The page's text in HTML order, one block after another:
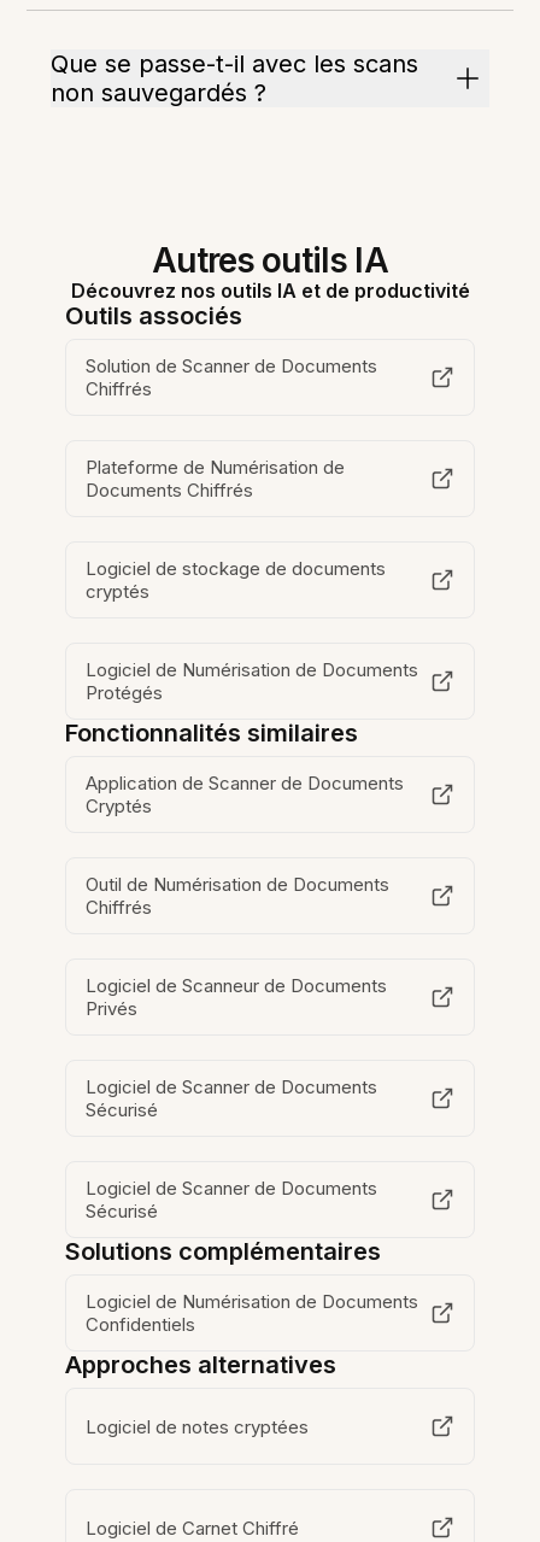
Que se passe-t-il avec les scans
non sauvegardés ?
Autres outils IA
Découvrez nos outils IA et de productivité
Outils associés
Solution de Scanner de Documents
Chiffrés
Plateforme de Numérisation de
Documents Chiffrés
Logiciel de stockage de documents
cryptés
Logiciel de Numérisation de Documents
Protégés
Fonctionnalités similaires
Application de Scanner de Documents
Cryptés
Outil de Numérisation de Documents
Chiffrés
Logiciel de Scanneur de Documents
Privés
Logiciel de Scanner de Documents
Sécurisé
Logiciel de Scanner de Documents
Sécurisé
Solutions complémentaires
Logiciel de Numérisation de Documents
Confidentiels
Approches alternatives
Logiciel de notes cryptées
Logiciel de Carnet Chiffré